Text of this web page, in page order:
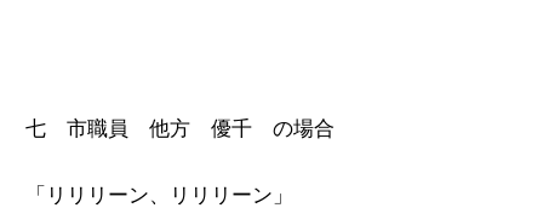
七 市職員 他方 優千 の場合
「リリリーン、リリリーン」